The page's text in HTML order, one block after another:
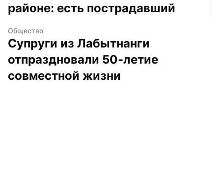
районе: есть пострадавший
Общество
Супруги из Лабытнанги
отпраздновали 50-летие
совместной жизни